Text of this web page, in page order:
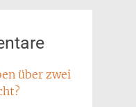
über zwei